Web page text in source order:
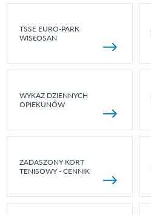
TSSE EURO-PARK
WISŁOSAN
WYKAZ DZIENNYCH
OPIEKUNÓW
ZADASZONY KORT
TENISOWY - CENNIK